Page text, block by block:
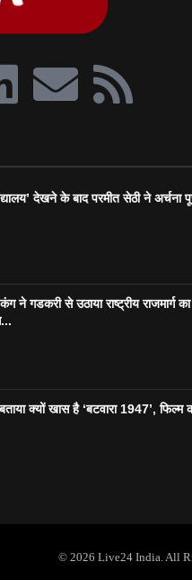
देखने के बाद परमीत सेठी ने अर्चना
ने गडकरी से उठाया राष्ट्रीय राजमार्ग का
क्यों खास है ‘बटवारा 1947’, फिल्म
© 2026 Live24 India. All